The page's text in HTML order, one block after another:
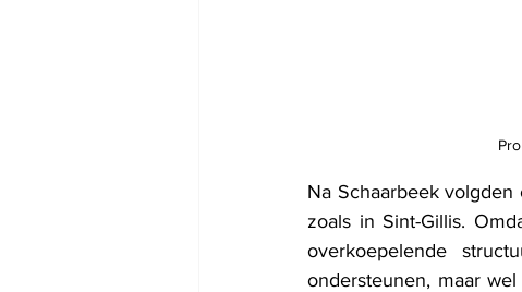
Na Schaarbeek
zoals in Sint-Gillis.
overkoepelende
ondersteunen, maar